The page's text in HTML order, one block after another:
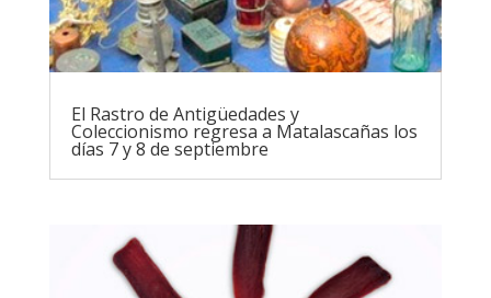
El Rastro de Antigüedades y
Coleccionismo regresa a Matalascañas los
días 7 y 8 de septiembre